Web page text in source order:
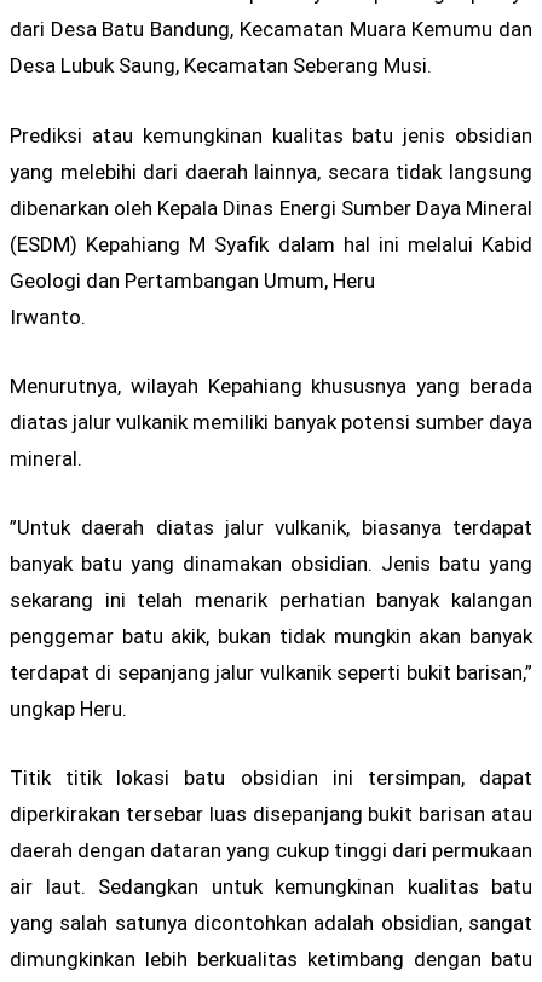
dari Desa Batu Bandung, Kecamatan Muara Kemumu dan
Desa Lubuk Saung, Kecamatan Seberang Musi.
Prediksi atau kemungkinan kualitas batu jenis obsidian
yang melebihi dari daerah lainnya, secara tidak langsung
dibenarkan oleh Kepala Dinas Energi Sumber Daya Mineral
(ESDM) Kepahiang M Syafik dalam hal ini melalui Kabid
Geologi dan Pertambangan Umum, Heru
Irwanto.
Menurutnya, wilayah Kepahiang khususnya yang berada
diatas jalur vulkanik memiliki banyak potensi sumber daya
mineral.
”Untuk daerah diatas jalur vulkanik, biasanya terdapat
banyak batu yang dinamakan obsidian. Jenis batu yang
sekarang ini telah menarik perhatian banyak kalangan
penggemar batu akik, bukan tidak mungkin akan banyak
terdapat di sepanjang jalur vulkanik seperti bukit barisan,”
ungkap Heru.
Titik titik lokasi batu obsidian ini tersimpan, dapat
diperkirakan tersebar luas disepanjang bukit barisan atau
daerah dengan dataran yang cukup tinggi dari permukaan
air laut. Sedangkan untuk kemungkinan kualitas batu
yang salah satunya dicontohkan adalah obsidian, sangat
dimungkinkan lebih berkualitas ketimbang dengan batu